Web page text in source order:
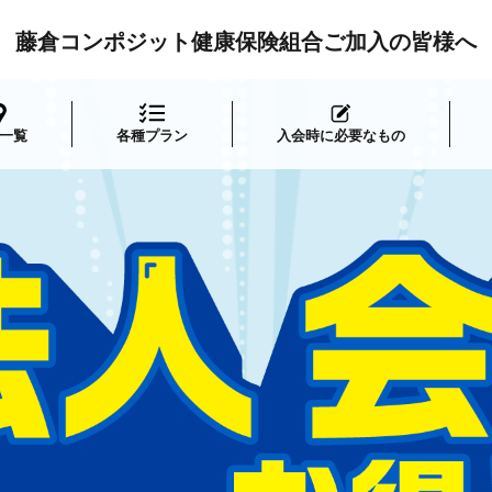
藤倉コンポジット健康保険組合ご加入の皆様へ
覧 各種プラン 入会時に必要なもの